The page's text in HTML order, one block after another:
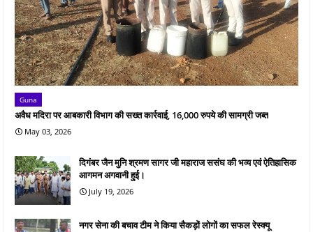
Guna
अवैध मदिरा पर आबकारी विभाग की सख्त कार्रवाई, 16,000 रुपये की सामग्री जब्त
May 03, 2026
दिगंबर जैन मुनि श्रमण सागर जी महाराज ससंघ की भव्य एवं ऐतिहासिक
आगमन अगवानी हुई।
July 19, 2026
नगर सेना की बचाव टीम ने किया सैकड़ों लोगों का सफल रेस्क्यू